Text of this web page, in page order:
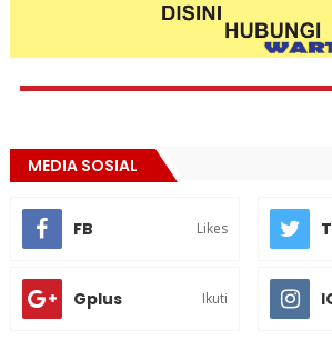
MEDIA SOSIAL
FB Likes
Gplus Ikuti